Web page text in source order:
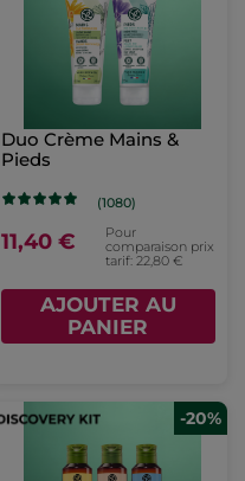
Duo Crème Mains &
Pieds
(1080)
11,40 €
Pour
comparaison prix
tarif: 22,80 €
AJOUTER AU
PANIER
-20%